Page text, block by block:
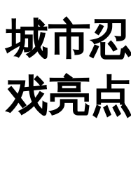
城市
戏亮点